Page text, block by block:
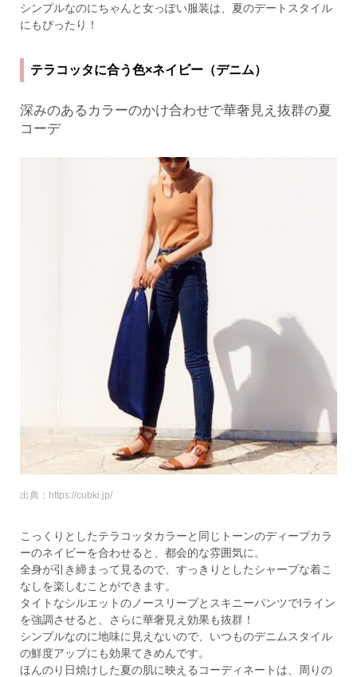
シンプルなのにちゃんと女っぽい服装は、夏のデートスタイル
にもぴったり！
テラコッタに合う色×ネイビー（デニム）
深みのあるカラーのかけ合わせで華奢見え抜群の夏
コーデ
出典：https://cubki.jp/
こっくりとしたテラコッタカラーと同じトーンのディープカラ
ーのネイビーを合わせると、都会的な雰囲気に。
全身が引き締まって見るので、すっきりとしたシャープな着こ
なしを楽しむことができます。
タイトなシルエットのノースリーブとスキニーパンツでIライン
を強調させると、さらに華奢見え効果も抜群！
シンプルなのに地味に見えないので、いつものデニムスタイル
の鮮度アップにも効果てきめんです。
ほんのり日焼けした夏の肌に映えるコーディネートは、周りの